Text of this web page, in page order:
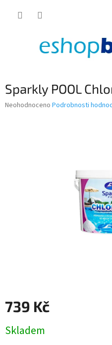
Sparkly POOL
Průměrné
Neohodnoceno Podrobnosti
739 Kč
cena:
Skladem